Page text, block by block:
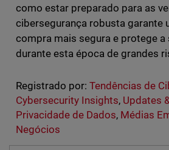
como estar preparado para as
cibersegurança robusta garante
compra mais segura e protege a
durante esta época de grandes
Registrado por: Tendências de
Cybersecurity Insights, Updates
Privacidade de Dados, Médias
Negócios